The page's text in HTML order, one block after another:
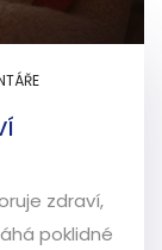
zdraví,
poklidné